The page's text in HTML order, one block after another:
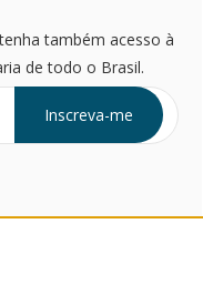
também acesso à
de todo o Brasil.
Inscreva-me